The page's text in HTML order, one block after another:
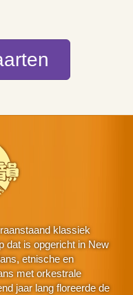
klassiek
dat is opgericht in New
etnische en
met orkestrale
jaar lang floreerde de